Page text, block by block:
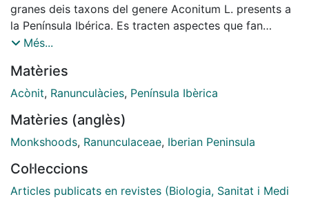
granes deis taxons del genere Aconitum L. presents a
la Península Ibérica. Es tracten aspectes que fan
referencia a: 1) disposició de les granes al fol-licle, 2)
de l'episperma), 3) biometria i 4) descripció de les
granes deis représentants ibérics. Els microcaràcters
forma i ornamentado de la base d'inserció (hílum i cél-
lules umbil-licals), son els que es mostren mes utils per
informado filogenética. Els résultats que s'exposen
coincideixen, en línies generals, amb els d'altres autors
Més...
Matèries
Acònit, Ranunculàcies, Península Ibèrica
Matèries (anglès)
Monkshoods, Ranunculaceae, Iberian Peninsula
Col·leccions
Articles publicats en revistes (Biologia, Sanitat i Medi